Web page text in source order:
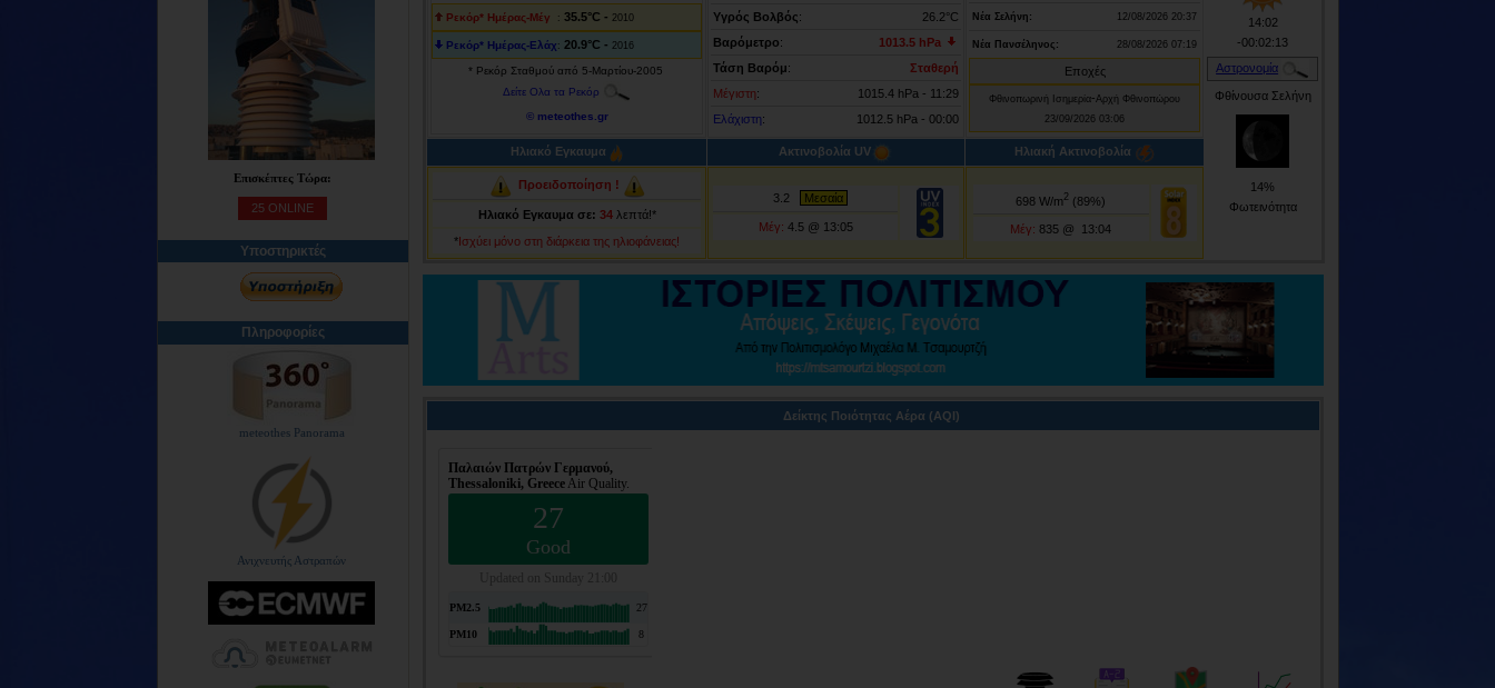
Επισκέπτες Τώρα:
25 ONLINE
Υποστηρικτές
Πληροφορίες
meteothes Panorama
Ανιχνευτής Αστραπών
Ρεκόρ* Ημέρας-Μέγ :35.5°C - 2010
Ρεκόρ* Ημέρας-Ελάχ :20.9°C - 2016
* Ρεκόρ Σταθμού από 5-Μαρτίου-2005
Δείτε Ολα τα Ρεκόρ
© meteothes.gr
Υγρός Βολβός:
26.2°C
Βαρόμετρο:
1013.5 hPa
Τάση Βαρόμ:
Σταθερή
Μέγιστη: 1015.4 hPa - 11:29
Ελάχιστη: 1012.5 hPa - 00:00
Νέα Σελήνη: 12/08/2026 20:37
Νέα Πανσέληνος: 28/08/2026 07:19
Εποχές
Φθινοπωρινή Ισημερία-Αρχή Φθινοπώρου
23/09/2026 03:06
14:02
-00:02:13
Αστρονομία
Φθίνουσα Σελήνη
14%
Φωτεινότητα
Ηλιακό Εγκαυμα Ακτινοβολία UV Ηλιακή Ακτινοβολία
Προειδοποίηση !
Ηλιακό Εγκαυμα σε: 34λεπτά!*
* Ισχύει μόνο στη διάρκεια της ηλιοφάνειας!
3.2 Μεσαία
Μέγ: 4.5 @ 13:05
698 W/m2 (89%)
Μέγ:835 @ 13:04
Δείκτης Ποιότητας Αέρα (AQI)